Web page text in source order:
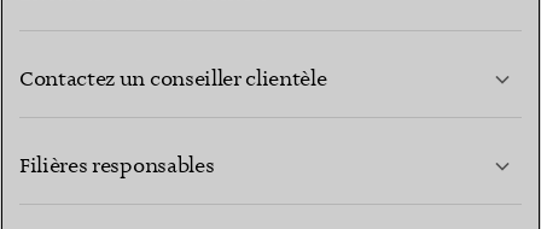
Contactez un conseiller clientèle
Filières responsables